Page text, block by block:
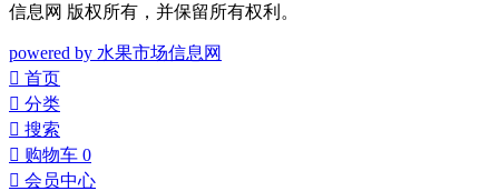
信息网 版权所有，并保留所有权利。
powered by 水果市场信息网
󰀁 首页
󰀂 分类
󰀃 搜索
󰀄 购物车 0
󰀅 会员中心